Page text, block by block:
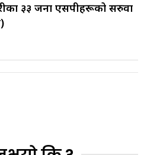
३३ जना एसपीहरूको सरुवा